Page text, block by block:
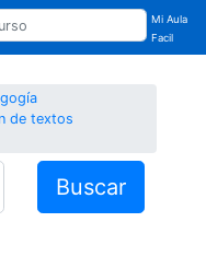
Mi Aula
Facil
de textos
Buscar